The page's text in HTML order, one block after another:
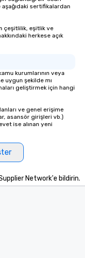
aşağıdaki sertifikalardan
çeşitlilik, eşitlik ve
herkese açık
kurumlarının veya
uygun şekilde mı
geliştirmek için hangi
ve genel erişime
asansör girişleri vb.)
ise alınan yeni
Network'e bildirin.